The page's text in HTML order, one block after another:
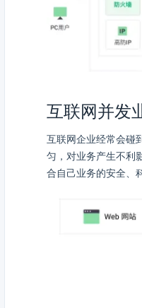
互联网并发
互联网企业经常会碰
匀，对业务产生不利
合自己业务的安全、